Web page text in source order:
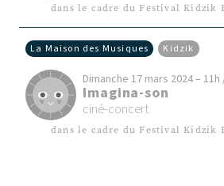
dans le cadre du Festival Kidzik
La Maison des Musiques Kidzik
Dimanche 17 mars 2024 –
Imagina-son
ciné-concert
dans le cadre du Festival Kidzik